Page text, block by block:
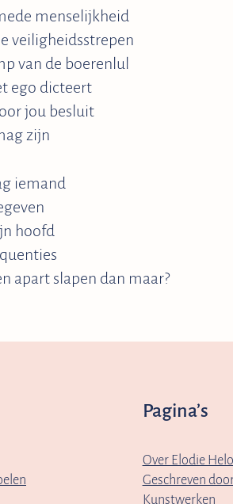
menselijkheid
veiligheidsstrepen
van de boerenlul
ego dicteert
jou besluit
zijn
iemand
hoofd
apart slapen dan maar?
Pagina’s
Over Elodie
Geschreven
Kunstwerken